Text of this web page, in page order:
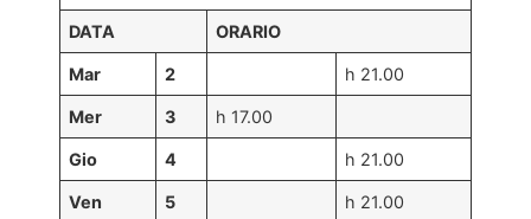
DATA ORARIO
Mar 2 h 21.00
Mer 3 h 17.00
Gio 4 h 21.00
Ven 5 h 21.00